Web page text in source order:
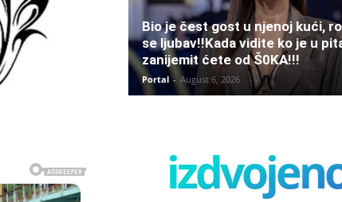
Bio je čest gost u njenoj kući,
se ljubav!!Kada vidite ko je u
zanijemit ćete od Š0KA!!!
Portal - August 6, 2026